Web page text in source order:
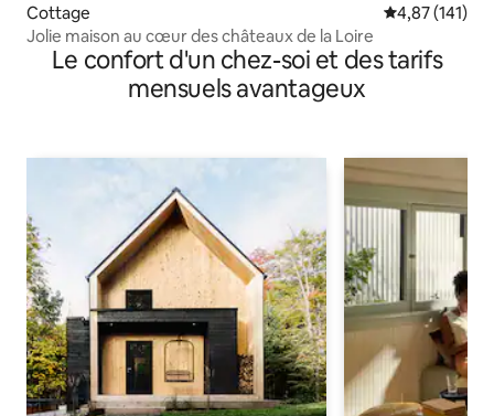
Cottage Évaluation
4,87 (141)
Jolie maison au cœur des châteaux de la Loire
Le confort d'un chez-soi et des tarifs
mensuels avantageux